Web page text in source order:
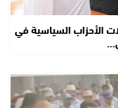
الأحزاب السياسية في